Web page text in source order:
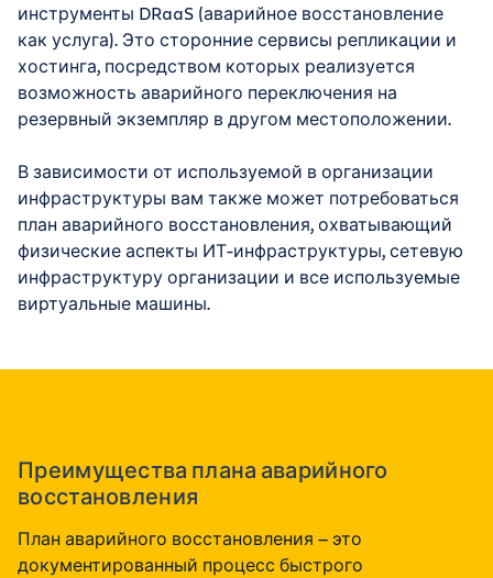
инструменты DRaaS (аварийное восстановление
как услуга). Это сторонние сервисы репликации и
хостинга, посредством которых реализуется
возможность аварийного переключения на
резервный экземпляр в другом местоположении.
В зависимости от используемой в организации
инфраструктуры вам также может потребоваться
план аварийного восстановления, охватывающий
физические аспекты ИТ-инфраструктуры, сетевую
инфраструктуру организации и все используемые
виртуальные машины.
Преимущества плана аварийного
восстановления
План аварийного восстановления — это
документированный процесс быстрого